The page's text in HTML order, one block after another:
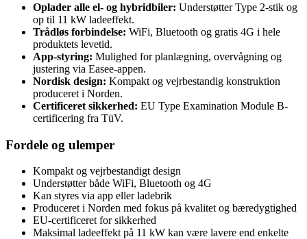
Oplader alle el- og hybridbiler: Understøtter Type 2-stik og
op til 11 kW ladeeffekt.
Trådløs forbindelse: WiFi, Bluetooth og gratis 4G i hele
produktets levetid.
App-styring: Mulighed for planlægning, overvågning og
justering via Easee-appen.
Nordisk design: Kompakt og vejrbestandig konstruktion
produceret i Norden.
Certificeret sikkerhed: EU Type Examination Module B-
certificering fra TüV.
Fordele og ulemper
Kompakt og vejrbestandigt design
Understøtter både WiFi, Bluetooth og 4G
Kan styres via app eller ladebrik
Produceret i Norden med fokus på kvalitet og bæredygtighed
EU-certificeret for sikkerhed
Maksimal ladeeffekt på 11 kW kan være lavere end enkelte